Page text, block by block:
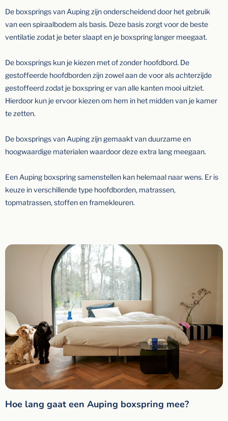
De boxsprings van Auping zijn onderscheidend door het gebruik
van een spiraalbodem als basis. Deze basis zorgt voor de beste
ventilatie zodat je beter slaapt en je boxspring langer meegaat.
De boxsprings kun je kiezen met of zonder hoofdbord. De
gestoffeerde hoofdborden zijn zowel aan de voor als achterzijde
gestoffeerd zodat je boxspring er van alle kanten mooi uitziet.
Hierdoor kun je ervoor kiezen om hem in het midden van je kamer
te zetten.
De boxsprings van Auping zijn gemaakt van duurzame en
hoogwaardige materialen waardoor deze extra lang meegaan.
Een Auping boxspring samenstellen kan helemaal naar wens. Er is
keuze in verschillende type hoofdborden, matrassen,
topmatrassen, stoffen en framekleuren.
Hoe lang gaat een Auping boxspring mee?